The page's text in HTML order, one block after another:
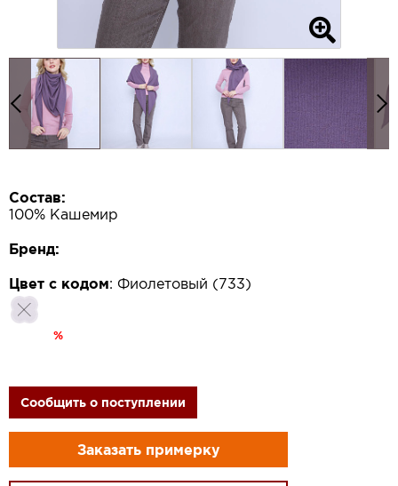
Состав:
100% Кашемир
Бренд:
Цвет с кодом: Фиолетовый (733)
%
Сообщить о поступлении
Заказать примерку